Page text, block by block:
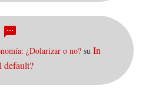
¿Dolarizar o no? su In
default?